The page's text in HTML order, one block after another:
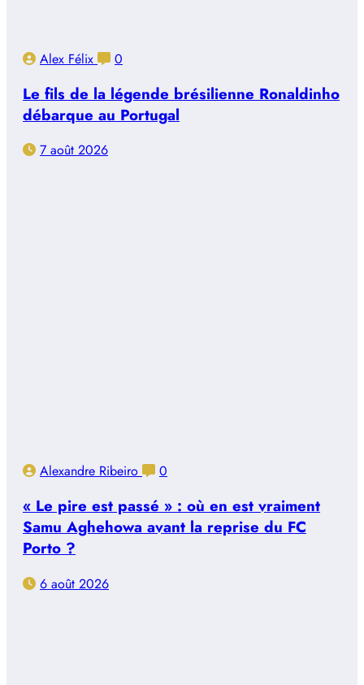
Alex Félix 0
Le fils de la légende brésilienne Ronaldinho
débarque au Portugal
7 août 2026
Alexandre Ribeiro 0
« Le pire est passé » : où en est vraiment
Samu Aghehowa avant la reprise du FC
Porto ?
6 août 2026